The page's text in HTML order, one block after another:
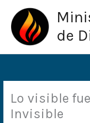
contenido
de
Lo visible
Invisible